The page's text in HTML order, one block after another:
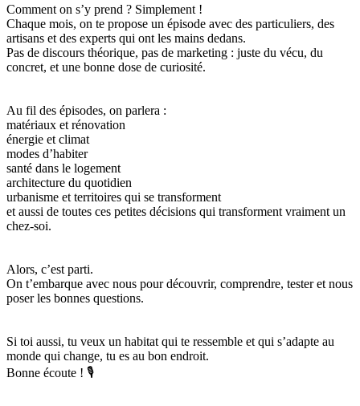
Comment on s’y prend ? Simplement !
Chaque mois, on te propose un épisode avec des particuliers, des
artisans et des experts qui ont les mains dedans.
Pas de discours théorique, pas de marketing : juste du vécu, du
concret, et une bonne dose de curiosité.
Au fil des épisodes, on parlera :
matériaux et rénovation
énergie et climat
modes d’habiter
santé dans le logement
architecture du quotidien
urbanisme et territoires qui se transforment
et aussi de toutes ces petites décisions qui transforment vraiment un
chez-soi.
Alors, c’est parti.
On t’embarque avec nous pour découvrir, comprendre, tester et nous
poser les bonnes questions.
Si toi aussi, tu veux un habitat qui te ressemble et qui s’adapte au
monde qui change, tu es au bon endroit.
Bonne écoute ! 🎙